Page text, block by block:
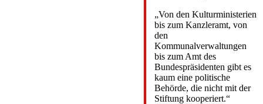
„Von den Kulturministerien
bis zum Kanzleramt, von
den
Kommunalverwaltungen
bis zum Amt des
Bundespräsidenten gibt es
kaum eine politische
Behörde, die nicht mit der
Stiftung kooperiert.“